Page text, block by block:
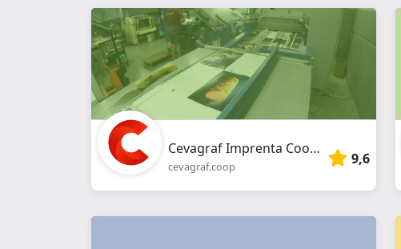
Cevagraf Imprenta Cooperativa y Ecológica
cevagraf.coop 9,6